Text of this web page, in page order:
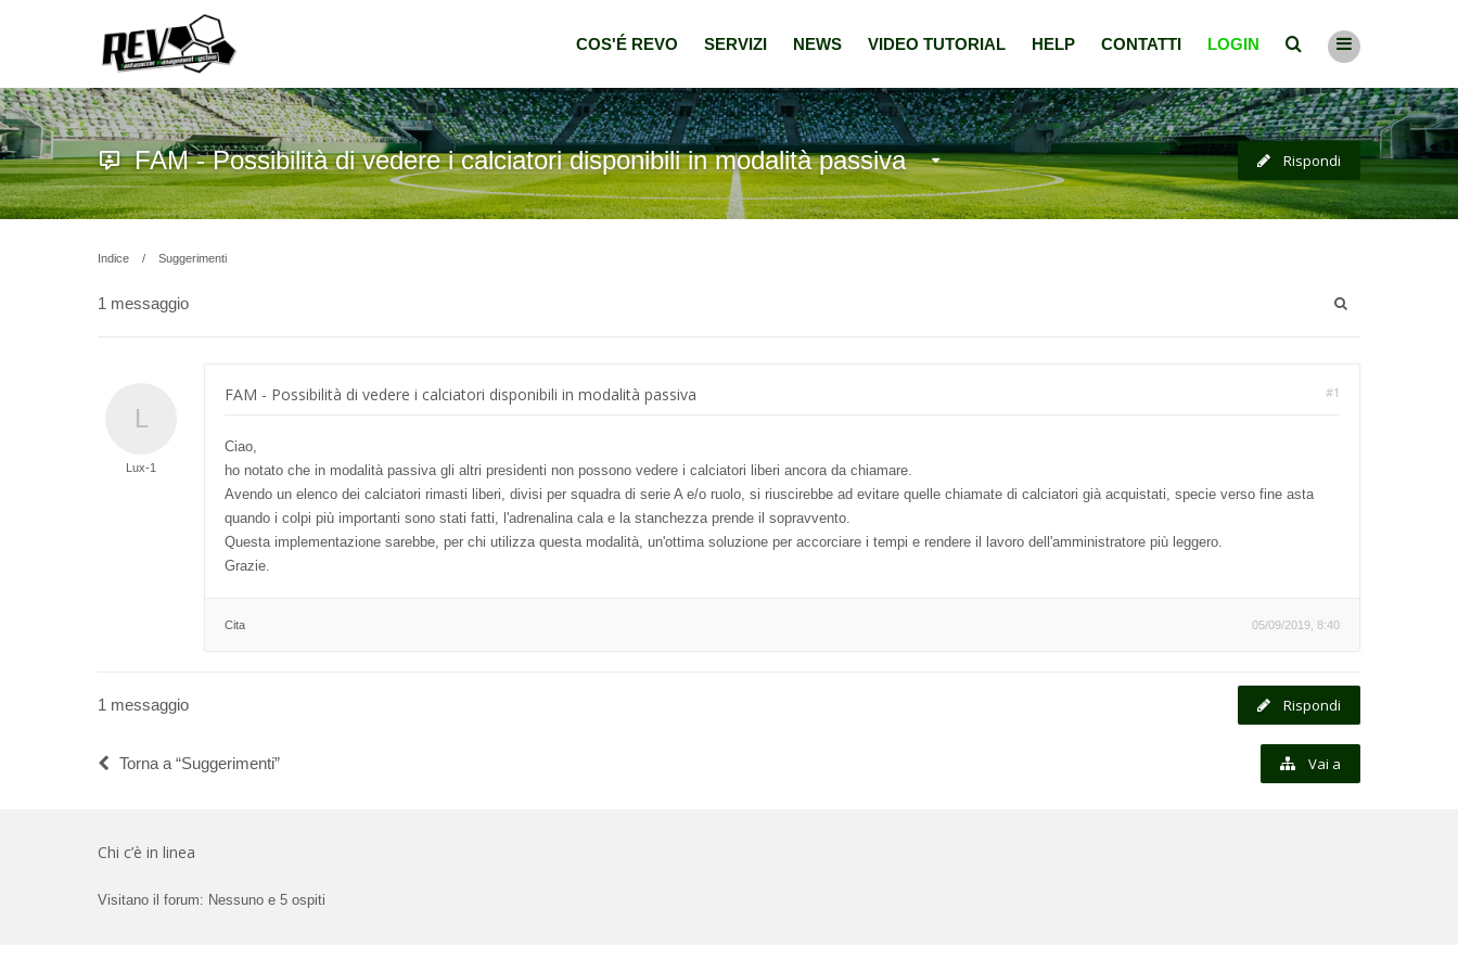
COS'É REVO SERVIZI NEWS VIDEO TUTORIAL HELP CONTATTI LOGIN
FAM - Possibilità di vedere i calciatori disponibili in modalità passiva Rispondi
Indice Suggerimenti
1 messaggio
Lux-1
FAM - Possibilità di vedere i calciatori disponibili in modalità passiva #1
Ciao,
ho notato che in modalità passiva gli altri presidenti non possono vedere i calciatori liberi ancora da chiamare.
Avendo un elenco dei calciatori rimasti liberi, divisi per squadra di serie A e/o ruolo, si riuscirebbe ad evitare quelle chiamate di calciatori già acquistati, specie verso fine asta
quando i colpi più importanti sono stati fatti, l'adrenalina cala e la stanchezza prende il sopravvento.
Questa implementazione sarebbe, per chi utilizza questa modalità, un'ottima soluzione per accorciare i tempi e rendere il lavoro dell'amministratore più leggero.
Grazie.
Cita 05/09/2019, 8:40
1 messaggio Rispondi
Torna a “Suggerimenti” Vai a
Chi c’è in linea
Visitano il forum: Nessuno e 5 ospiti